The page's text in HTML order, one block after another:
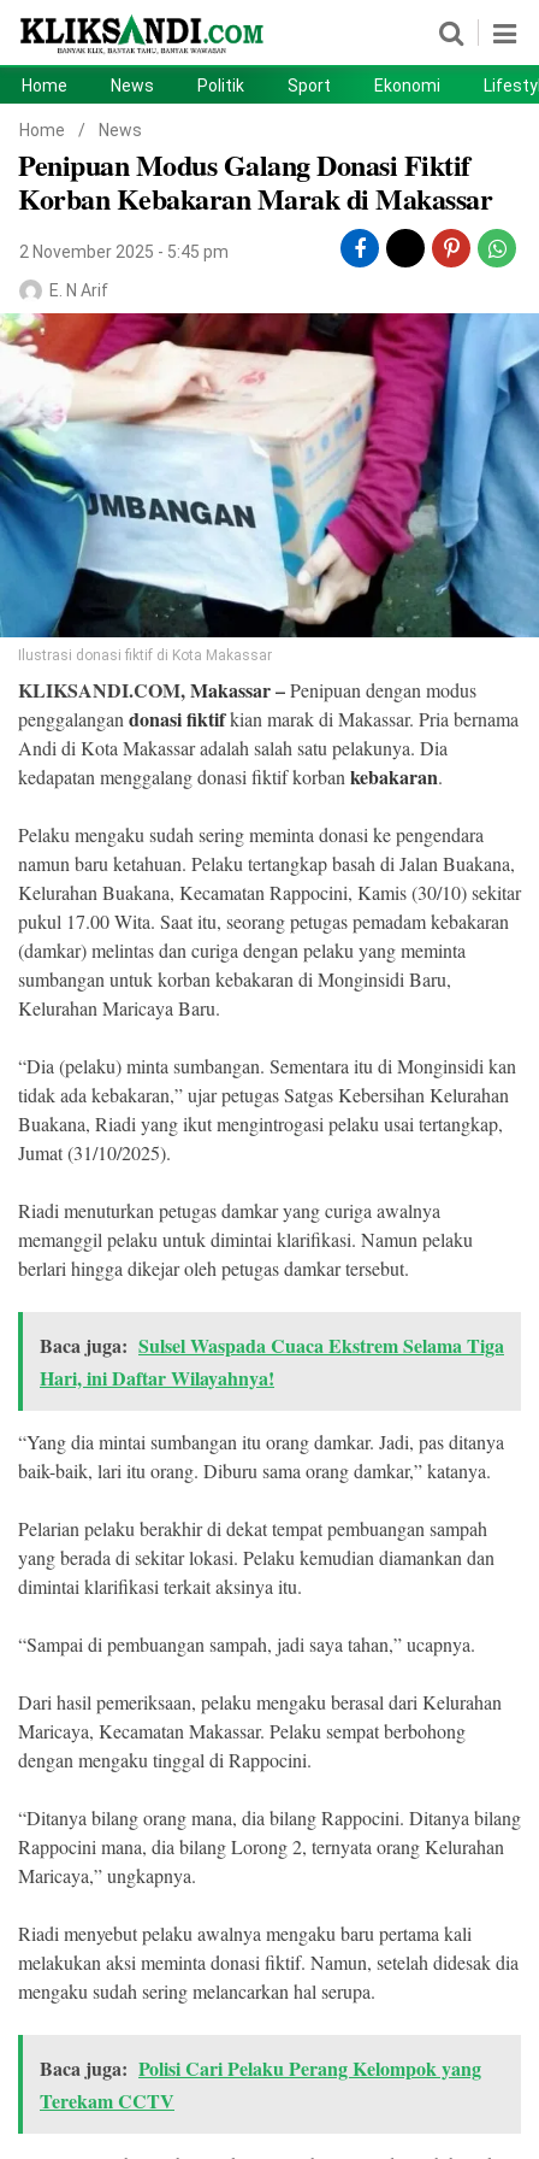
Politik Sport
Copyright
2026
Klik
Sandi
All
right
reserved
Home News Politik Sport Ekonomi
Home / News
Penipuan Modus Galang Donasi Fiktif
Korban Kebakaran Marak di Makassar
2 November 2025 - 5:45 pm
E. N Arif
Ilustrasi donasi fiktif di Kota Makassar
KLIKSANDI.COM,Makassar–Penipuan dengan modus
penggalangan donasi fiktifkian marak di Makassar. Pria bernama
Andi di Kota Makassar adalah salah satu pelakunya. Dia
kedapatan menggalang donasi fiktif korban kebakaran.
Pelaku mengaku sudah sering meminta donasi ke pengendara
namun baru ketahuan. Pelaku tertangkap basah di Jalan Buakana,
Kelurahan Buakana, Kecamatan Rappocini, Kamis (30/10) sekitar
pukul 17.00 Wita. Saat itu, seorang petugas pemadam kebakaran
(damkar) melintas dan curiga dengan pelaku yang meminta
sumbangan untuk korban kebakaran di Monginsidi Baru,
Kelurahan Maricaya Baru.
“Dia (pelaku) minta sumbangan. Sementara itu di Monginsidi kan
tidak ada kebakaran,” ujar petugas Satgas Kebersihan Kelurahan
Buakana, Riadi yang ikut mengintrogasi pelaku usai tertangkap,
Jumat (31/10/2025).
Riadi menuturkan petugas damkar yang curiga awalnya
memanggil pelaku untuk dimintai klarifikasi. Namun pelaku
berlari hingga dikejar oleh petugas damkar tersebut.
Baca juga: Sulsel Waspada Cuaca Ekstrem Selama Tiga
Hari, ini Daftar Wilayahnya!
“Yang dia mintai sumbangan itu orang damkar. Jadi, pas ditanya
baik-baik, lari itu orang. Diburu sama orang damkar,” katanya.
Pelarian pelaku berakhir di dekat tempat pembuangan sampah
yang berada di sekitar lokasi. Pelaku kemudian diamankan dan
dimintai klarifikasi terkait aksinya itu.
“Sampai di pembuangan sampah, jadi saya tahan,” ucapnya.
Dari hasil pemeriksaan, pelaku mengaku berasal dari Kelurahan
Maricaya, Kecamatan Makassar. Pelaku sempat berbohong
dengan mengaku tinggal di Rappocini.
“Ditanya bilang orang mana, dia bilang Rappocini. Ditanya bilang
Rappocini mana, dia bilang Lorong 2, ternyata orang Kelurahan
Maricaya,” ungkapnya.
Riadi menyebut pelaku awalnya mengaku baru pertama kali
melakukan aksi meminta donasi fiktif. Namun, setelah didesak dia
mengaku sudah sering melancarkan hal serupa.
Baca juga: Polisi Cari Pelaku Perang Kelompok yang
Terekam CCTV